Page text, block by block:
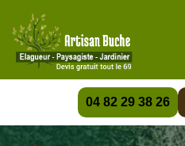
04 82 29 38 26